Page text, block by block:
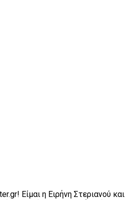
Είμαι η Ειρήνη Στεριανού και